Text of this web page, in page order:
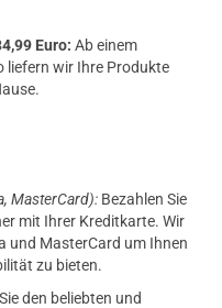
Euro: Ab einem
liefern wir Ihre Produkte
MasterCard): Bezahlen Sie
mit Ihrer Kreditkarte. Wir
und MasterCard um Ihnen
zu bieten.
den beliebten und